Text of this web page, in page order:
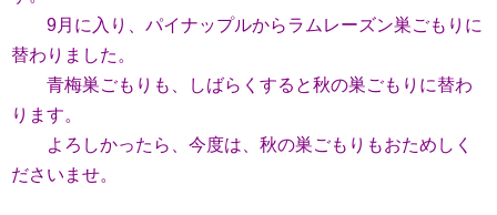
9月に入り、パイナップルからラムレーズン巣ごもりに
替わりました。
青梅巣ごもりも、しばらくすると秋の巣ごもりに替わ
ります。
よろしかったら、今度は、秋の巣ごもりもおためしく
ださいませ。